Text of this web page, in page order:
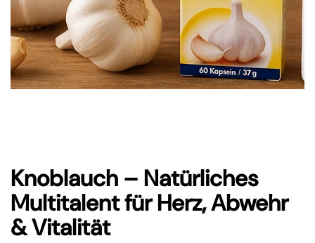
Knoblauch – Natürliches
Multitalent für Herz, Abwehr
& Vitalität